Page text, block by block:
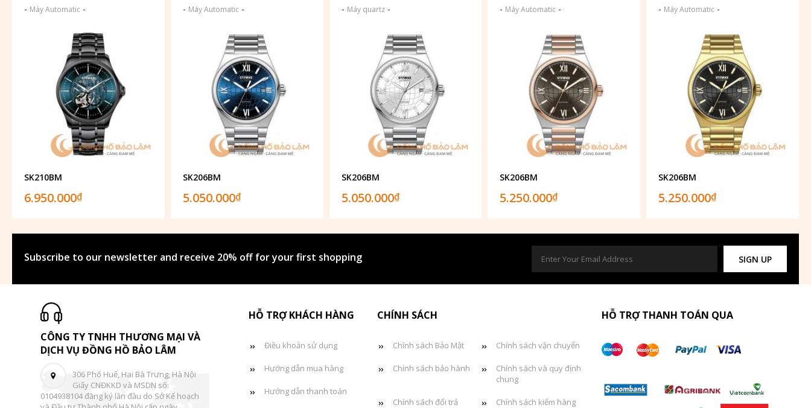
- Máy Automatic -
SK210BM
6.950.000₫
- Máy Automatic-
SK206BM
5.050.000₫
- Máy quartz-
SK206BM
5.050.000₫
- Máy Automatic -
SK206BM
5.250.000₫
- Máy Automatic -
SK206BM
5.250.000₫
Subscribe to our newsletter and receive 20% off for your first shopping SIGN UP
CÔNG TY TNHH THƯƠNG MẠI VÀ
DỊCH VỤ ĐỒNG HỒ BẢO LÂM
306 Phố Huế, Hai Bà Trưng, Hà Nội
Giấy CNĐKKD và MSDN số:
0104938104 đăng ký lần đầu do Sở Kế hoạch
HỖ TRỢ KHÁCH HÀNG
Điều khoản sử dụng
Hướng dẫn mua hàng
Hướng dẫn thanh toán
CHÍNH SÁCH
Chính sách Bảo Mật Chính sách vận chuyển
Chính sách bảo hành
Chính sách và quy định
chung
Chính sách đổi trả Chính sách kiểm hàng
HỖ TRỢ THANH TOÁN QUA